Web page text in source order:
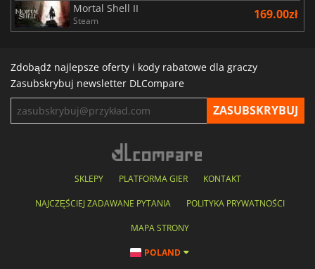
Mortal Shell II
Steam 169.00zł
Zdobądź najlepsze oferty i kody rabatowe dla graczy
Zasubskrybuj newsletter DLCompare
SKLEPY PLATFORMA GIER KONTAKT
NAJCZĘŚCIEJ ZADAWANE PYTANIA POLITYKA PRYWATNOŚCI
MAPA STRONY
POLAND